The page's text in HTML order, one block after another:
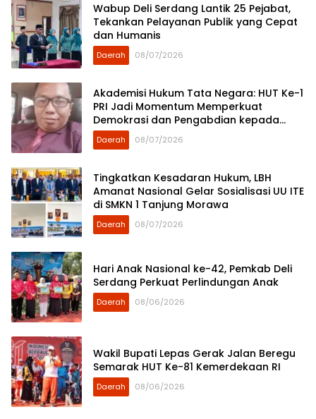
Wabup Deli Serdang Lantik 25 Pejabat,
Tekankan Pelayanan Publik yang Cepat
dan Humanis
Daerah 08/07/2026
Akademisi Hukum Tata Negara: HUT Ke-1
PRI Jadi Momentum Memperkuat
Demokrasi dan Pengabdian kepada
Rakyat
Daerah 08/07/2026
Tingkatkan Kesadaran Hukum, LBH
Amanat Nasional Gelar Sosialisasi UU ITE
di SMKN 1 Tanjung Morawa
Daerah 08/07/2026
Hari Anak Nasional ke-42, Pemkab Deli
Serdang Perkuat Perlindungan Anak
Daerah 08/06/2026
Wakil Bupati Lepas Gerak Jalan Beregu
Semarak HUT Ke-81 Kemerdekaan RI
Daerah 08/06/2026